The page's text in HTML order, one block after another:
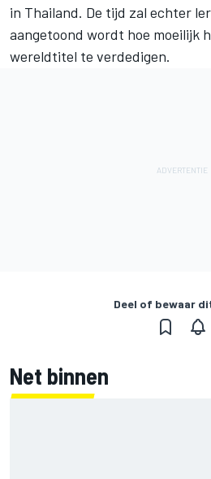
in Thailand. De tijd zal echter
aangetoond wordt hoe moeilijk
wereldtitel te verdedigen.
Deel of bewaar
Net binnen